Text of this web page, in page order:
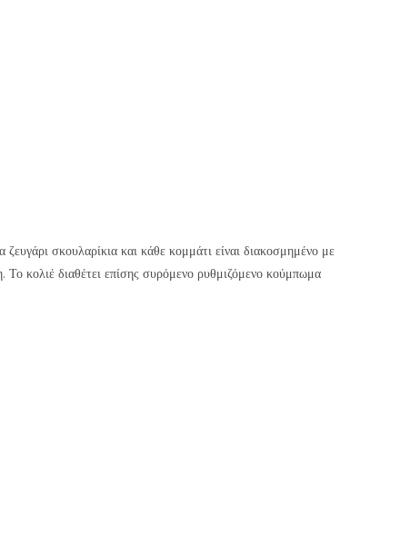
σκουλαρίκια και κάθε κομμάτι είναι διακοσμημένο με
κολιέ διαθέτει επίσης συρόμενο ρυθμιζόμενο κούμπωμα